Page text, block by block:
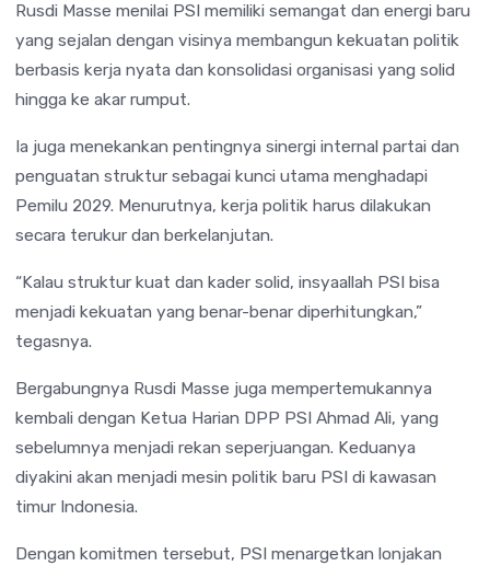
Rusdi Masse menilai PSI memiliki semangat dan energi baru
yang sejalan dengan visinya membangun kekuatan politik
berbasis kerja nyata dan konsolidasi organisasi yang solid
hingga ke akar rumput.
Ia juga menekankan pentingnya sinergi internal partai dan
penguatan struktur sebagai kunci utama menghadapi
Pemilu 2029. Menurutnya, kerja politik harus dilakukan
secara terukur dan berkelanjutan.
“Kalau struktur kuat dan kader solid, insyaallah PSI bisa
menjadi kekuatan yang benar-benar diperhitungkan,”
tegasnya.
Bergabungnya Rusdi Masse juga mempertemukannya
kembali dengan Ketua Harian DPP PSI Ahmad Ali, yang
sebelumnya menjadi rekan seperjuangan. Keduanya
diyakini akan menjadi mesin politik baru PSI di kawasan
timur Indonesia.
Dengan komitmen tersebut, PSI menargetkan lonjakan